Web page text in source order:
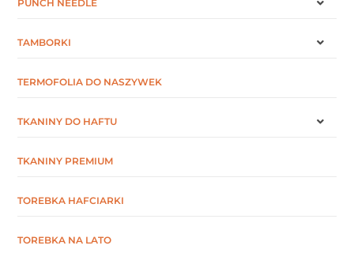
PUNCH NEEDLE
TAMBORKI
TERMOFOLIA DO NASZYWEK
TKANINY DO HAFTU
TKANINY PREMIUM
TOREBKA HAFCIARKI
TOREBKA NA LATO